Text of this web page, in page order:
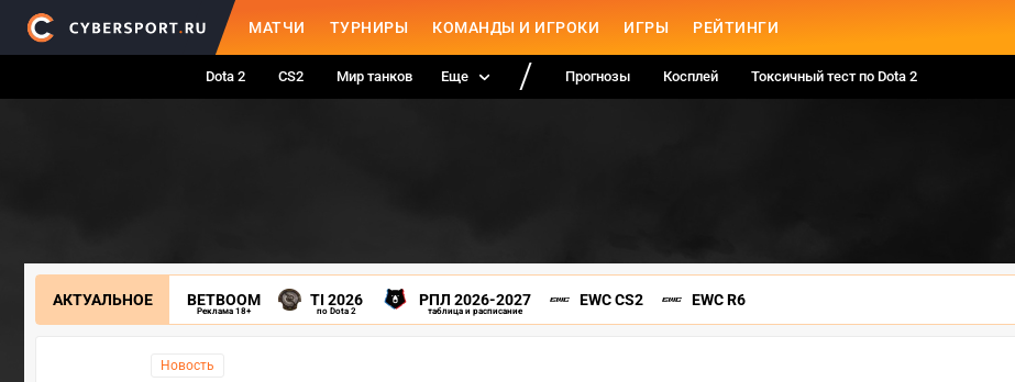
МАТЧИ ТУРНИРЫ КОМАНДЫ И ИГРОКИ ИГРЫ РЕЙТИНГИ
Dota 2 CS2 Мир танков Еще Прогнозы Косплей Токсичный тест по Dota 2
АКТУАЛЬНОЕ BETBOOM
Реклама 18+
TI 2026
по Dota 2
РПЛ 2026-2027
таблица и расписание
EWC CS2 EWC R6
Новость